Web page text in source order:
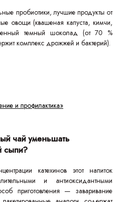
пробиотики, лучшие продукты от
овощи (квашеная капуста, кимчи,
темный шоколад (от 70 %
комплекс дрожжей и бактерий).
и профилактика»
чай уменьшать
сыпи?
катехинов этот напиток
и антиоксидантными
приготовления — заваривание